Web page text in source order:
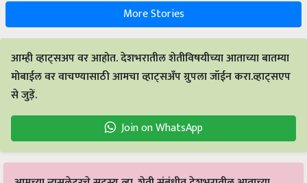
More Stories
आम्ही व्हाट्सअप वर आहोत. देशभरातील शेतीविषयीच्या आताच्या बातम्या
मोबाईल वर वाचण्यासाठी आमचा व्हाट्सअँप ग्रुपला जॉईन करा.व्हाट्सएप
से जुड़ें.
Join on WhatsApp